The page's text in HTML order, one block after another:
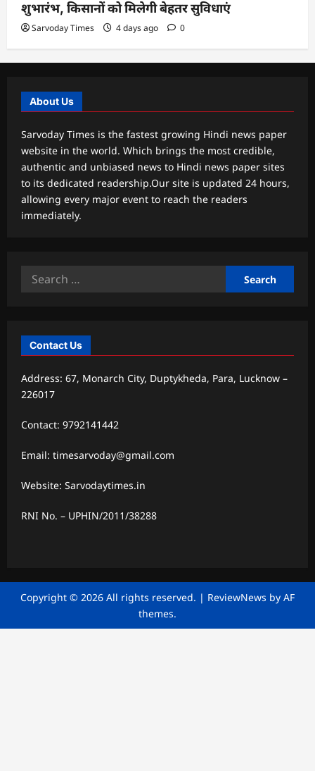
शुभारंभ, किसानों को मिलेगी बेहतर सुविधाएं
Sarvoday Times 4 days ago 0
About Us
Sarvoday Times is the fastest growing Hindi news paper
website in the world. Which brings the most credible,
authentic and unbiased news to Hindi news paper sites
to its dedicated readership.Our site is updated 24 hours,
allowing every major event to reach the readers
immediately.
Search
Contact Us
Address: 67, Monarch City, Duptykheda, Para, Lucknow –
226017
Contact: 9792141442
Email: timesarvoday@gmail.com
Website: Sarvodaytimes.in
RNI No. – UPHIN/2011/38288
Copyright © 2026 All rights reserved. | ReviewNews by AF
themes.